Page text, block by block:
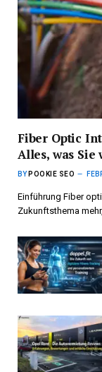
Fiber Optic
Alles, was Sie
BY POOKIE SEO
Einführung Fiber
Zukunftsthema